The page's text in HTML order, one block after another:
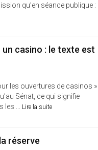
qu’en séance publique :
casino : le texte est
les ouvertures de casinos »
Sénat, ce qui signifie
les ...
Lire la suite
réserve